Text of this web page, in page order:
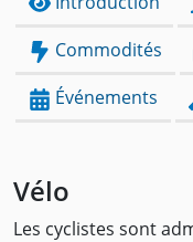
Commodités
Événements
Vélo
Les cyclistes sont